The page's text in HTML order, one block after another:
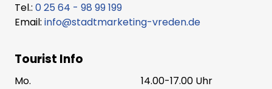
Tel.: 0 25 64 - 98 99 199
Email: info@stadtmarketing-vreden.de
Tourist Info
Mo.
14.00-17.00 Uhr